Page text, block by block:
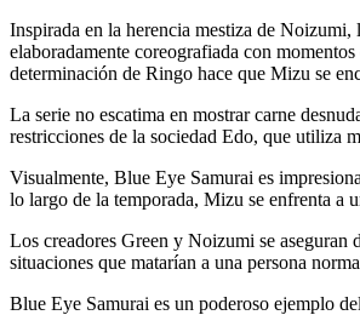
Inspirada en la herencia mestiza de
elaboradamente coreografiada con
determinación de Ringo hace que Mizu se
La serie no escatima en mostrar carne
restricciones de la sociedad Edo, que utiliza
Visualmente, Blue Eye Samurai es
lo largo de la temporada, Mizu se enfrenta a
Los creadores Green y Noizumi se aseguran
situaciones que matarían a una persona
Blue Eye Samurai es un poderoso ejemplo